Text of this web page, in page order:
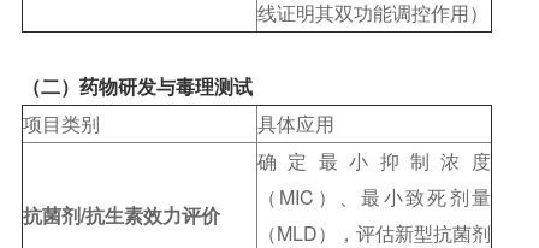
线证明其双功能调控作用）
（二）药物研发与毒理测试
项目类别
具体应用
抗菌剂/抗生素效力评价
确定最小抑制浓度
（MIC）、最小致死剂量
（MLD），评估新型抗菌剂